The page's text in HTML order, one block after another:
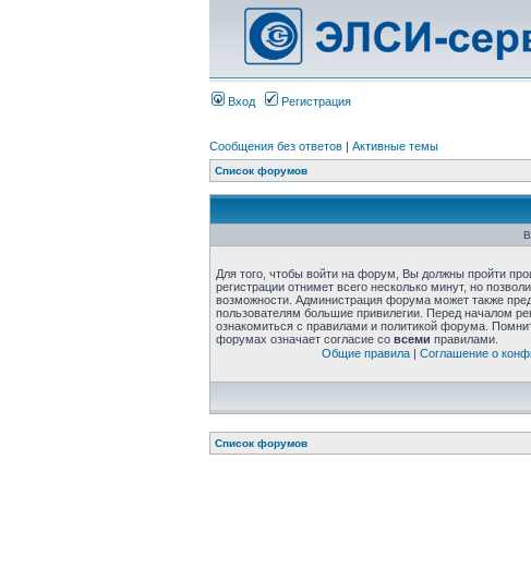
Вход Регистрация
Сообщения без ответов | Активные темы
Список форумов
Для того, чтобы войти на форум, Вы должны пройти
регистрации отнимет всего несколько минут, но
возможности. Администрация форума может также
пользователям большие привилегии. Перед началом
ознакомиться с правилами и политикой форума.
форумах означает согласие со всеми правилами.
Общие правила | Соглашение о
Список форумов